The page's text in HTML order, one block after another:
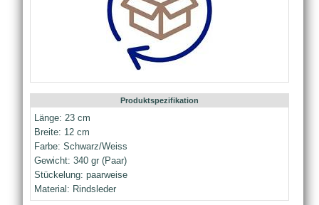
Produktspezifikation
Länge: 23 cm
Breite: 12 cm
Farbe: Schwarz/Weiss
Gewicht: 340 gr (Paar)
Stückelung: paarweise
Material: Rindsleder